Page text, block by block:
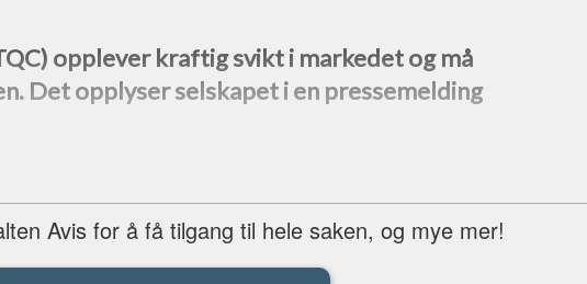
opplever kraftig svikt i markedet og må
Det opplyser selskapet i en pressemelding
Avis for å få tilgang til hele saken, og mye mer!